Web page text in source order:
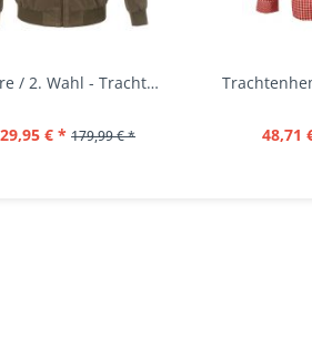
B-Ware / 2. Wahl - Trachtenjacke oliv Andreas...
€ * 179,99 € * 48,71